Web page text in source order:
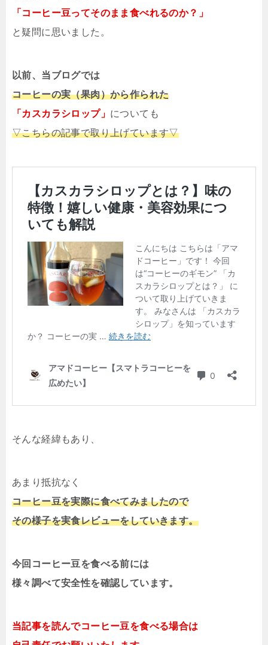
「コーヒー豆ってそのまま食べれるのか？」
と疑問に思いました。
以前、当ブログでは
コーヒーの実（果肉）から作られた
「カスカラシロップ」 についても
▽こちらの記事で取り上げています▽
そんな経緯もあり、
あまり抵抗なく
コーヒー豆を実際に食べてみましたので
その様子を実食レビューをしていきます。
今回コーヒー豆を食べる前には
様々調べて安全性を確認しています。
当記事を読んでコーヒー豆を食べる場合は